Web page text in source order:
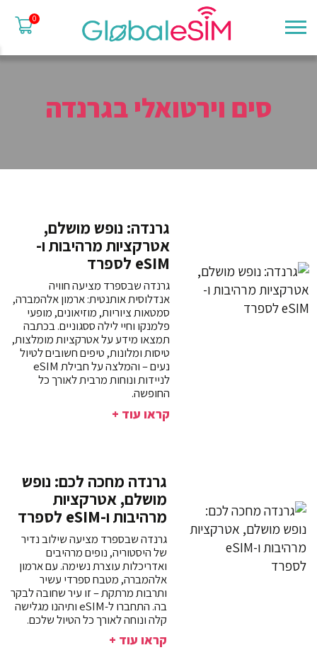
0
סים וירטואלי בגרנדה
גרנדה: נופש מושלם,
אטרקציות מרהיבות ו-
eSIM לספרד
גרנדה שבספרד מציעה חוויה
אנדלוסית אותנטית: ארמון אלהמברה,
סמטאות ציוריות, מוזיאונים, מופעי
פלמנקו וחיי לילה ססגוניים. בכתבה
תמצאו מידע על אטרקציות מומלצות,
טיסות ומלונות, טיפים חשובים לטיול
נעים – והמלצה על חבילת eSIM
לניידות ונוחות מרבית לאורך כל
החופשה.
קראו עוד +
גרנדה מחכה לכם: נופש
מושלם, אטרקציות
מרהיבות ו-eSIM לספרד
גרנדה שבספרד מציעה שילוב נדיר
של היסטוריה, נופים מרהיבים
ואדריכלות עוצרת נשימה. עם ארמון
אלהמברה, מטבח ספרדי עשיר
ותרבות מרתקת – זו עיר שחובה לבקר
בה. התחברו ל-eSIM ותיהנו מגלישה
קלה ונוחה לאורך כל הטיול שלכם.
קראו עוד +